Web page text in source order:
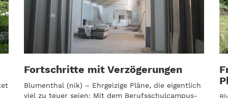
Fortschritte mit Verzögerungen
Blumenthal (nik) – Ehrgeizige Pläne, die eigentlich
viel zu teuer seien: Mit dem Berufsschulcampus-